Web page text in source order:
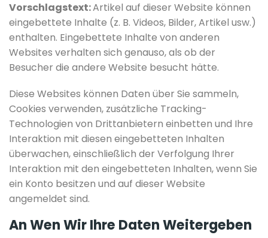
Vorschlagstext:Artikel auf dieser Website können
eingebettete Inhalte (z. B. Videos, Bilder, Artikel usw.)
enthalten. Eingebettete Inhalte von anderen
Websites verhalten sich genauso, als ob der
Besucher die andere Website besucht hätte.
Diese Websites können Daten über Sie sammeln,
Cookies verwenden, zusätzliche Tracking-
Technologien von Drittanbietern einbetten und Ihre
Interaktion mit diesen eingebetteten Inhalten
überwachen, einschließlich der Verfolgung Ihrer
Interaktion mit den eingebetteten Inhalten, wenn Sie
ein Konto besitzen und auf dieser Website
angemeldet sind.
An Wen Wir Ihre Daten Weitergeben